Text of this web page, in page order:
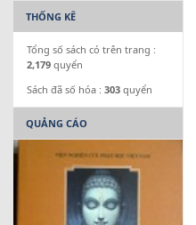
THỐNG KÊ
Tổng số sách có trên trang :
2,179 quyển
Sách đã số hóa : 303 quyển
QUẢNG CÁO